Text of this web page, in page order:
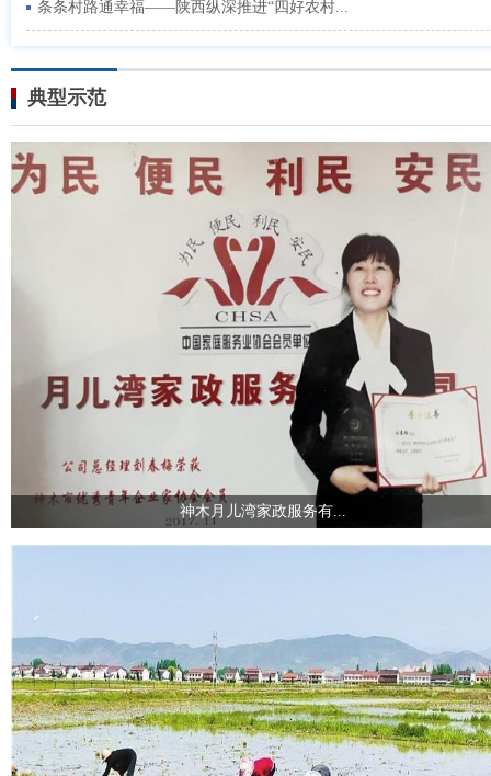
条条村路通幸福——陕西纵深推进“四好农村...
典型示范
神木月儿湾家政服务有...